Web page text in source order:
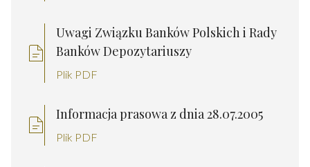
Uwagi Związku Banków Polskich i Rady
Banków Depozytariuszy
Plik PDF
Informacja prasowa z dnia 28.07.2005
Plik PDF